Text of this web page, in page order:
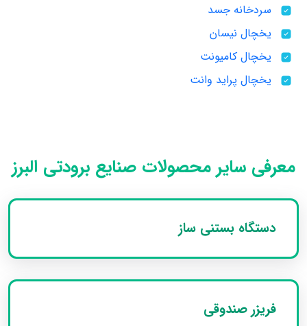
سردخانه جسد
یخچال نیسان
یخچال کامیونت
یخچال پراید وانت
معرفی سایر محصولات صنایع برودتی البرز
دستگاه بستنی ساز
فریزر صندوقی